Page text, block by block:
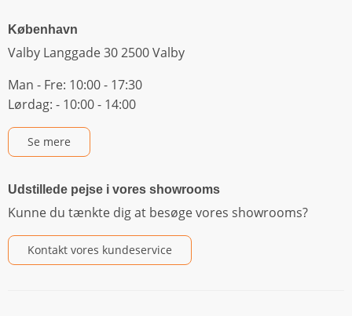
København
Valby Langgade 30 2500 Valby
Man - Fre: 10:00 - 17:30
Lørdag: - 10:00 - 14:00
Se mere
Udstillede pejse i vores showrooms
Kunne du tænkte dig at besøge vores showrooms?
Kontakt vores kundeservice